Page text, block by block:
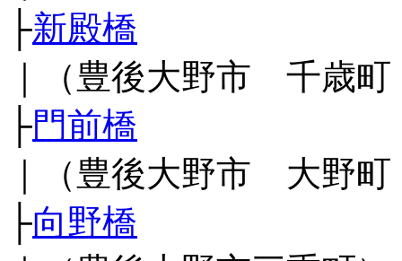
├新殿橋
｜（豊後大野市 千歳
├門前橋
｜（豊後大野市 大野
├向野橋